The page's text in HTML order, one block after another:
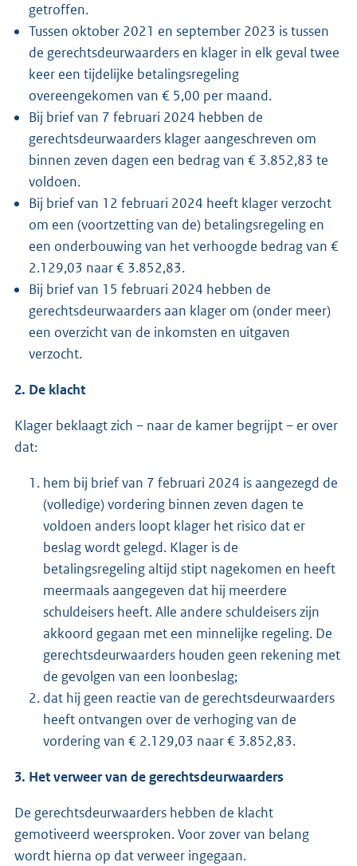
getroffen.
Tussen oktober 2021 en september 2023 is tussen
de gerechtsdeurwaarders en klager in elk geval twee
keer een tijdelijke betalingsregeling
overeengekomen van € 5,00 per maand.
Bij brief van 7 februari 2024 hebben de
gerechtsdeurwaarders klager aangeschreven om
binnen zeven dagen een bedrag van € 3.852,83 te
voldoen.
Bij brief van 12 februari 2024 heeft klager verzocht
om een (voortzetting van de) betalingsregeling en
een onderbouwing van het verhoogde bedrag van €
2.129,03 naar € 3.852,83.
Bij brief van 15 februari 2024 hebben de
gerechtsdeurwaarders aan klager om (onder meer)
een overzicht van de inkomsten en uitgaven
verzocht.
2. De klacht
Klager beklaagt zich – naar de kamer begrijpt – er over
dat:
hem bij brief van 7 februari 2024 is aangezegd de
(volledige) vordering binnen zeven dagen te
voldoen anders loopt klager het risico dat er
beslag wordt gelegd. Klager is de
betalingsregeling altijd stipt nagekomen en heeft
meermaals aangegeven dat hij meerdere
schuldeisers heeft. Alle andere schuldeisers zijn
akkoord gegaan met een minnelijke regeling. De
gerechtsdeurwaarders houden geen rekening met
de gevolgen van een loonbeslag;
dat hij geen reactie van de gerechtsdeurwaarders
heeft ontvangen over de verhoging van de
vordering van € 2.129,03 naar € 3.852,83.
3. Het verweer van de gerechtsdeurwaarders
De gerechtsdeurwaarders hebben de klacht
gemotiveerd weersproken. Voor zover van belang
wordt hierna op dat verweer ingegaan.